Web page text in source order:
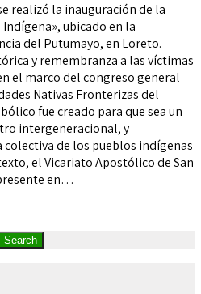
realizó la inauguración de la
ubicado en la
del Putumayo, en Loreto.
y remembranza a las víctimas
el marco del congreso general
Nativas Fronterizas del
fue creado para que sea un
intergeneracional, y
de los pueblos indígenas
el Vicariato Apostólico de San
en…